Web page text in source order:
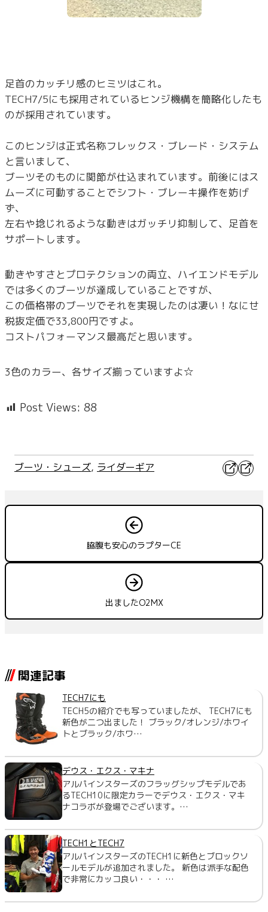
足首のカッチリ感のヒミツはこれ。
TECH7/5にも採用されているヒンジ機構を簡略化したも
のが採用されています。
このヒンジは正式名称フレックス・ブレード・システム
と言いまして、
ブーツそのものに関節が仕込まれています。前後にはス
ムーズに可動することでシフト・ブレーキ操作を妨げ
ず、
左右や捻じれるような動きはガッチリ抑制して、足首を
サポートします。
動きやすさとプロテクションの両立、ハイエンドモデル
では多くのブーツが達成していることですが、
この価格帯のブーツでそれを実現したのは凄い！なにせ
税抜定価で33,800円ですよ。
コストパフォーマンス最高だと思います。
3色のカラー、各サイズ揃っていますよ☆
Post Views: 88
ブーツ・シューズ, ライダーギア X
脇腹も安心のラプターCE
出ましたO2MX
関連記事
TECH7にも
TECH5の紹介でも写っていましたが、 TECH7にも
新色が二つ出ました！ ブラック/オレンジ/ホワイ
トとブラック/ホワ…
デウス・エクス・マキナ
アルパインスターズのフラッグシップモデルであ
るTECH10に限定カラーでデウス・エクス・マキ
ナコラボが登場でございます。…
TECH1とTECH7
アルパインスターズのTECH1に新色とブロックソ
ールモデルが追加されました。 新色は派手な配色
で非常にカッコ良い・・・ …